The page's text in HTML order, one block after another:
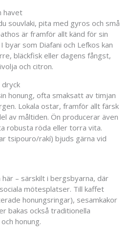
havet
souvlaki, pita med gyros och små
är framför allt känd för sin
byar som Diafani och Lefkos kan
bläckfisk eller dagens fångst,
och citron.
dryck
honung, ofta smaksatt av timjan
Lokala ostar, framför allt färsk
av måltiden. Ön producerar även
robusta röda eller torra vita.
tsipouro/rakí) bjuds gärna vid
– särskilt i bergsbyarna, där
mötesplatser. Till kaffet
honungsringar), sesamkakor
bakas också traditionella
honung.